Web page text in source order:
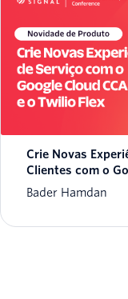
Crie Novas
Clientes com o
Bader Hamdan